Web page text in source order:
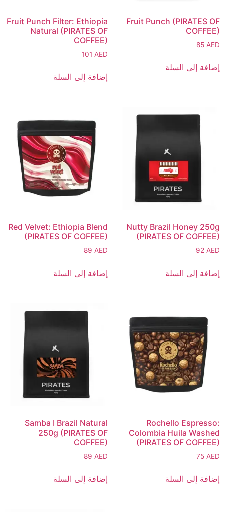
Fruit Punch (PIRATES OF
COFFEE)
85 AED
إضافة إلى السلة
Fruit Punch Filter: Ethiopia
Natural (PIRATES OF
COFFEE)
101AED
إضافة إلى السلة
Nutty Brazil Honey 250g
(PIRATES OF COFFEE)
92 AED
إضافة إلى السلة
Red Velvet: Ethiopia Blend
(PIRATES OF COFFEE)
89AED
إضافة إلى السلة
Rochello Espresso:
Colombia Huila Washed
(PIRATES OF COFFEE)
75 AED
إضافة إلى السلة
Samba I Brazil Natural
250g (PIRATES OF
COFFEE)
89AED
إضافة إلى السلة